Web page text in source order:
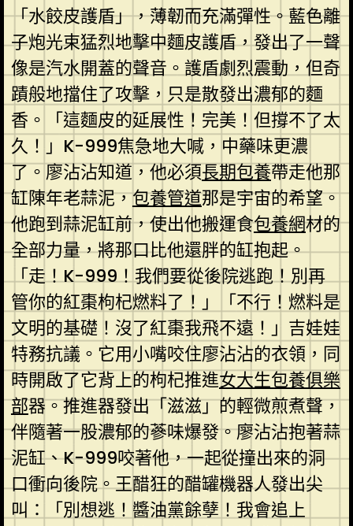
「水餃皮護盾」，薄韌而充滿彈性。藍色離
子炮光束猛烈地擊中麵皮護盾，發出了一聲
像是汽水開蓋的聲音。護盾劇烈震動，但奇
蹟般地擋住了攻擊，只是散發出濃郁的麵
香。「這麵皮的延展性！完美！但撐不了太
久！」K-999焦急地大喊，中藥味更濃
了。廖沾沾知道，他必須長期包養帶走他那
缸陳年老蒜泥，包養管道那是宇宙的希望。
他跑到蒜泥缸前，使出他搬運食包養網材的
全部力量，將那口比他還胖的缸抱起。
「走！K-999！我們要從後院逃跑！別再
管你的紅棗枸杞燃料了！」「不行！燃料是
文明的基礎！沒了紅棗我飛不遠！」吉娃娃
特務抗議。它用小嘴咬住廖沾沾的衣領，同
時開啟了它背上的枸杞推進女大生包養俱樂
部器。推進器發出「滋滋」的輕微煎煮聲，
伴隨著一股濃郁的蔘味爆發。廖沾沾抱著蒜
泥缸、K-999咬著他，一起從撞出來的洞
口衝向後院。王醋狂的醋罐機器人發出尖
叫：「別想逃！醬油黨餘孽！我會追上